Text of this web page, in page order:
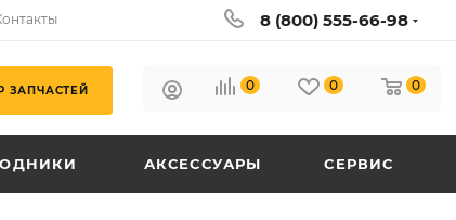
8 (800) 555-66-98
ЗАПЧАСТЕЙ 0 0 0
АКСЕССУАРЫ СЕРВИС